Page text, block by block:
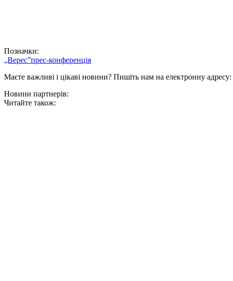
Позначки:
„Верес”прес-конференція
Маєте важливі і цікаві новини? Пишіть нам на електронну адресу:
Новини партнерів:
Читайте також: